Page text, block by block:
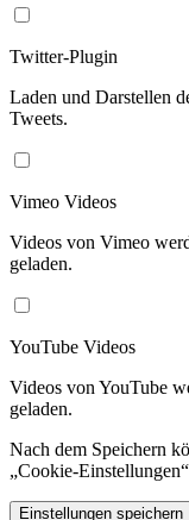
Twitter-Plugin
Laden und Darstellen
Tweets.
Vimeo Videos
Videos von Vimeo
geladen.
YouTube Videos
Videos von YouTube
geladen.
Nach dem Speichern
„Cookie-
Einstellungen speichern